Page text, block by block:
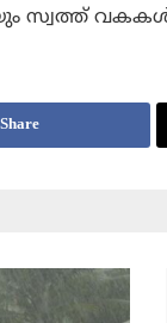
സ്വത്ത്
Share